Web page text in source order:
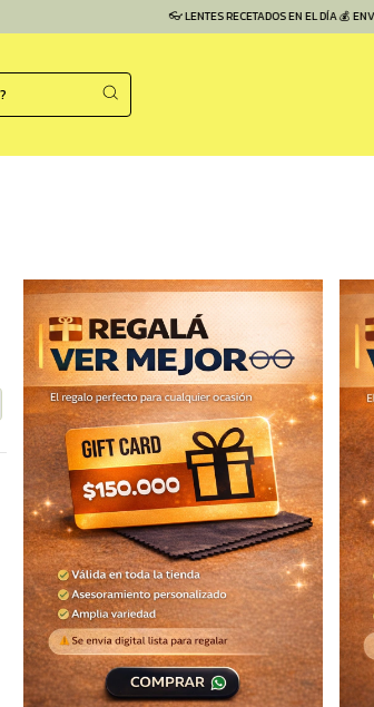
👓 LENTES RECETADOS EN EL DÍA 💰 ENVIAR